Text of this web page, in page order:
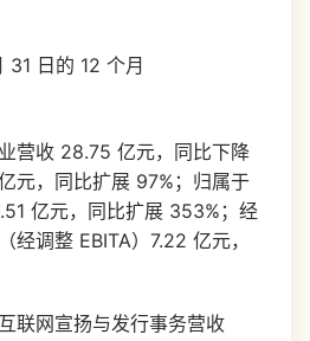
日的 12 个月
营收 28.75 亿元，同比下降
元，同比扩展 97%；归属于
亿元，同比扩展 353%；经
经调整 EBITA）7.22 亿元，
联网宣扬与发行事务营收